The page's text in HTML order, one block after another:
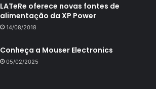
LATeRe oferece novas fontes de
alimentação da XP Power
14/08/2018
Conheça a Mouser Electronics
05/02/2025